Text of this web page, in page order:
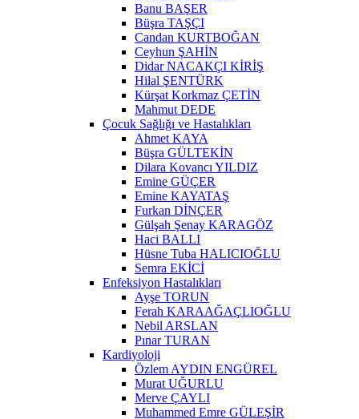
Banu BAŞER
Büşra TAŞÇI
Candan KURTBOĞAN
Ceyhun ŞAHİN
Didar NACAKÇI KİRİŞ
Hilal ŞENTÜRK
Kürşat Korkmaz ÇETİN
Mahmut DEDE
Çocuk Sağlığı ve Hastalıkları
Ahmet KAYA
Büşra GÜLTEKİN
Dilara Kovancı YILDIZ
Emine GÜÇER
Emine KAYATAŞ
Furkan DİNÇER
Gülşah Şenay KARAGÖZ
Haci BALLI
Hüsne Tuba HALICIOĞLU
Semra EKİCİ
Enfeksiyon Hastalıkları
Ayşe TORUN
Ferah KARAAĞAÇLIOĞLU
Nebil ARSLAN
Pınar TURAN
Kardiyoloji
Özlem AYDIN ENGÜREL
Murat UĞURLU
Merve ÇAYLI
Muhammed Emre GÜLEŞİR